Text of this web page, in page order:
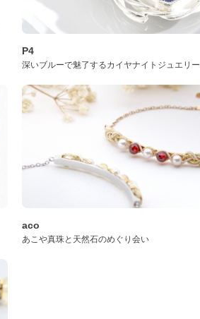
P4
深いブルーで魅了するカイヤナイトジュエリー
aco
あこや真珠と天然石のめぐり会い